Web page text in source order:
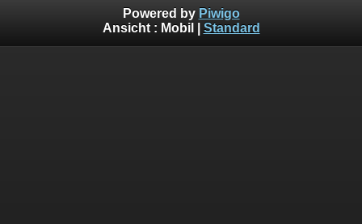
Powered by Piwigo
Ansicht : Mobil Standard